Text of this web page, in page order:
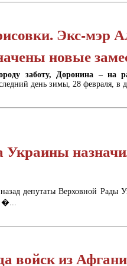
Экс-мэр
новые
заботу, Доронина – на
день зимы, 28 февраля, в
Украины
депутаты Верховной Рады
�...
войск из